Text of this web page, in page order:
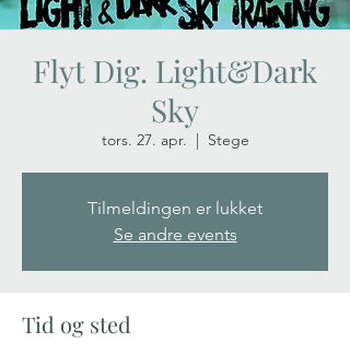
Flyt Dig. Light&Dark
Sky
tors. 27. apr.
  |
Stege
Tilmeldingen er lukket
Se andre events
Tid og sted